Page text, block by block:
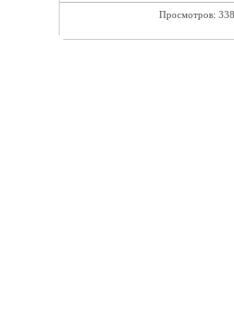
Просмотров: